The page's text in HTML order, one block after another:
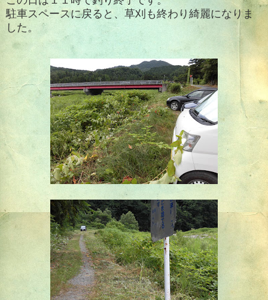
駐車スペースに戻ると、草刈も終わり綺麗になりま
した。